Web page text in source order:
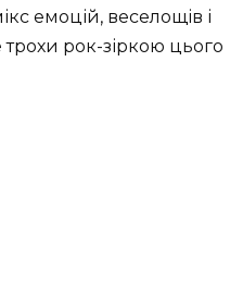
емоцій, веселощів і
рок-зіркою цього